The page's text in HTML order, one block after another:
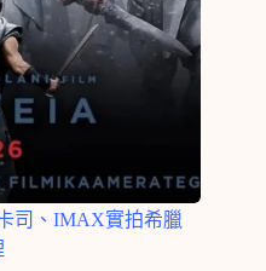
司、IMAX實拍希臘